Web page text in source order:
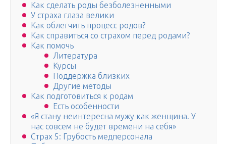
Как сделать роды безболезненными
У страха глаза велики
Как облегчить процесс родов?
Как справиться со страхом перед родами?
Как помочь
Литература
Курсы
Поддержка близких
Другие методы
Как подготовиться к родам
Есть особенности
«Я стану неинтересна мужу как женщина. У
нас совсем не будет времени на себя»
Страх 5: Грубость медперсонала